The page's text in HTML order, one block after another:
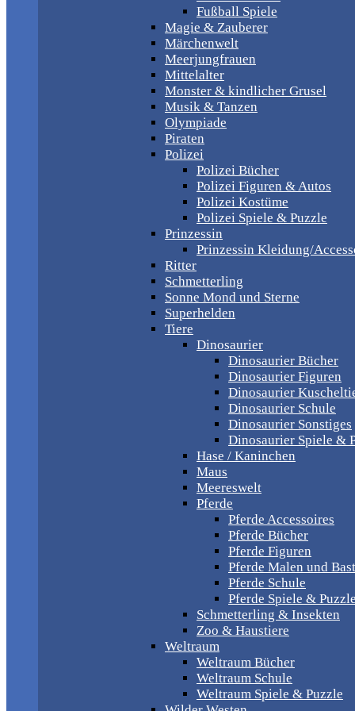
Fußball Spiele
Magie & Zauberer
Märchenwelt
Meerjungfrauen
Mittelalter
Monster & kindlicher Grusel
Musik & Tanzen
Olympiade
Piraten
Polizei
Polizei Bücher
Polizei Figuren & Autos
Polizei Kostüme
Polizei Spiele & Puzzle
Prinzessin
Prinzessin Kleidung/
Ritter
Schmetterling
Sonne Mond und Sterne
Superhelden
Tiere
Dinosaurier
Dinosaurier Bücher
Dinosaurier Figuren
Dinosaurier
Dinosaurier Schule
Dinosaurier Sonstiges
Dinosaurier Spiele &
Hase / Kaninchen
Maus
Meereswelt
Pferde
Pferde Accessoires
Pferde Bücher
Pferde Figuren
Pferde Malen und
Pferde Schule
Pferde Spiele & Puzzle
Schmetterling & Insekten
Zoo & Haustiere
Weltraum
Weltraum Bücher
Weltraum Schule
Weltraum Spiele & Puzzle